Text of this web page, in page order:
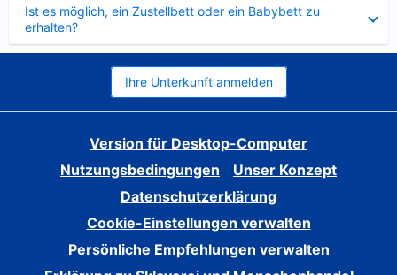
Ist es möglich, ein Zustellbett oder ein Babybett zu
erhalten?
Ihre Unterkunft anmelden
Version für Desktop-Computer
Nutzungsbedingungen
Unser Konzept
Datenschutzerklärung
Cookie-Einstellungen verwalten
Persönliche Empfehlungen verwalten